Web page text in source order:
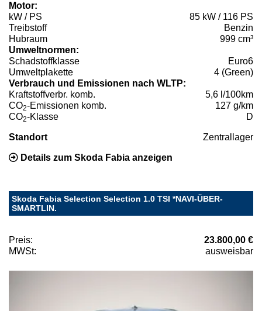
Motor:
kW / PS
85 kW / 116 PS
Treibstoff
Benzin
Hubraum
999 cm³
Umweltnormen:
Schadstoffklasse
Euro6
Umweltplakette
4 (Green)
Verbrauch und Emissionen nach WLTP:
Kraftstoffverbr. komb.
5,6 l/100km
CO2-Emissionen komb.
127 g/km
CO2-Klasse D
Standort Zentrallager
Details zum Skoda Fabia anzeigen
Skoda Fabia Selection Selection 1.0 TSI *NAVI-ÜBER-
SMARTLIN.
Preis:
23.800,00 €
MWSt:
ausweisbar